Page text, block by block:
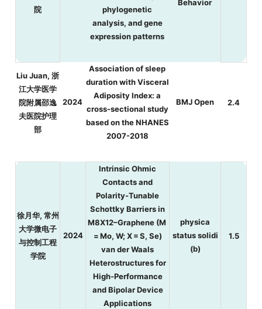
院
phylogenetic
analysis, and gene
expression patterns
Behavior
Liu Juan, 浙
江大学医学
院附属邵逸
夫医院护理
部
2024
Association of sleep
duration with Visceral
Adiposity Index: a
cross-sectional study
based on the NHANES
2007-2018
BMJ Open 2.4
徐月华, 常州
大学微电子
与控制工程
学院
2024
Intrinsic Ohmic
Contacts and
Polarity‐Tunable
Schottky Barriers in
M8X12–Graphene (M
= Mo, W; X = S, Se)
van der Waals
Heterostructures for
High‐Performance
and Bipolar Device
Applications
physica
status solidi
(b)
1.5